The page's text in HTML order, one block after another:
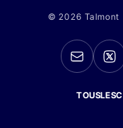
© 2026 Talmont